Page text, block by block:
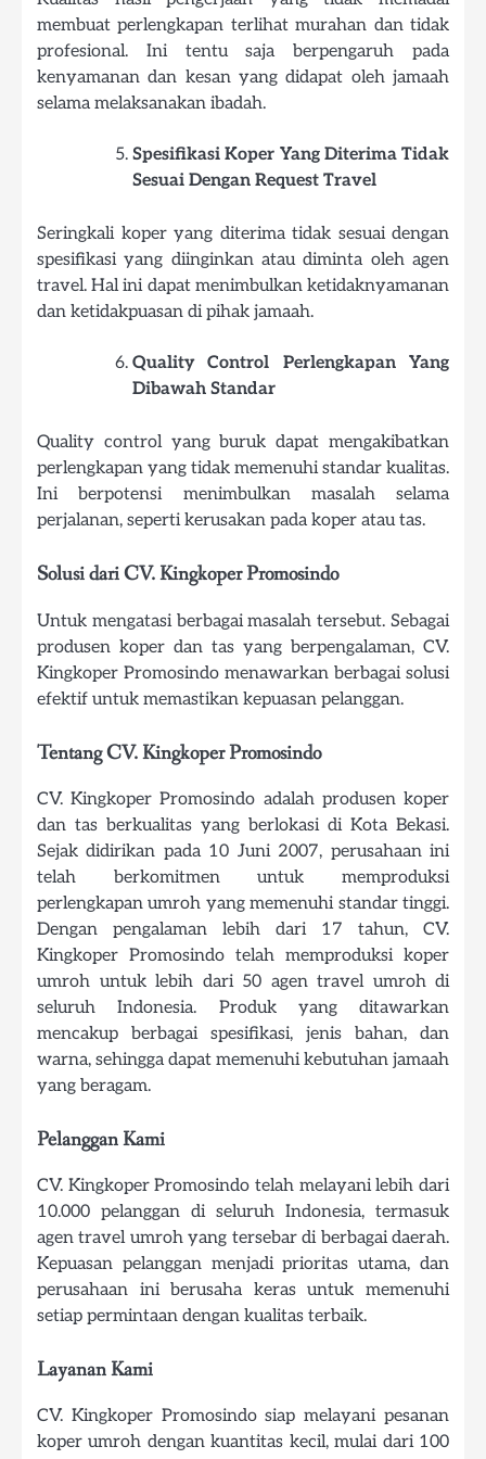
membuat perlengkapan terlihat murahan dan tidak
profesional. Ini tentu saja berpengaruh pada
kenyamanan dan kesan yang didapat oleh jamaah
selama melaksanakan ibadah.
Spesifikasi Koper Yang Diterima Tidak
Sesuai Dengan Request Travel
Seringkali koper yang diterima tidak sesuai dengan
spesifikasi yang diinginkan atau diminta oleh agen
travel. Hal ini dapat menimbulkan ketidaknyamanan
dan ketidakpuasan di pihak jamaah.
Quality Control Perlengkapan Yang
Dibawah Standar
Quality control yang buruk dapat mengakibatkan
perlengkapan yang tidak memenuhi standar kualitas.
Ini berpotensi menimbulkan masalah selama
perjalanan, seperti kerusakan pada koper atau tas.
Solusi dari CV. Kingkoper Promosindo
Untuk mengatasi berbagai masalah tersebut. Sebagai
produsen koper dan tas yang berpengalaman, CV.
Kingkoper Promosindo menawarkan berbagai solusi
efektif untuk memastikan kepuasan pelanggan.
Tentang CV. Kingkoper Promosindo
CV. Kingkoper Promosindo adalah produsen koper
dan tas berkualitas yang berlokasi di Kota Bekasi.
Sejak didirikan pada 10 Juni 2007, perusahaan ini
telah berkomitmen untuk memproduksi
perlengkapan umroh yang memenuhi standar tinggi.
Dengan pengalaman lebih dari 17 tahun, CV.
Kingkoper Promosindo telah memproduksi koper
umroh untuk lebih dari 50 agen travel umroh di
seluruh Indonesia. Produk yang ditawarkan
mencakup berbagai spesifikasi, jenis bahan, dan
warna, sehingga dapat memenuhi kebutuhan jamaah
yang beragam.
Pelanggan Kami
CV. Kingkoper Promosindo telah melayani lebih dari
10.000 pelanggan di seluruh Indonesia, termasuk
agen travel umroh yang tersebar di berbagai daerah.
Kepuasan pelanggan menjadi prioritas utama, dan
perusahaan ini berusaha keras untuk memenuhi
setiap permintaan dengan kualitas terbaik.
Layanan Kami
CV. Kingkoper Promosindo siap melayani pesanan
koper umroh dengan kuantitas kecil, mulai dari 100